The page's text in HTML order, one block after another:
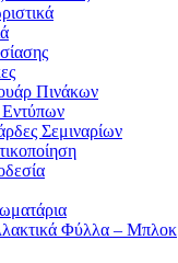
Πινάκων
Εντύπων
Σεμιναρίων
Φύλλα – Μπλοκ